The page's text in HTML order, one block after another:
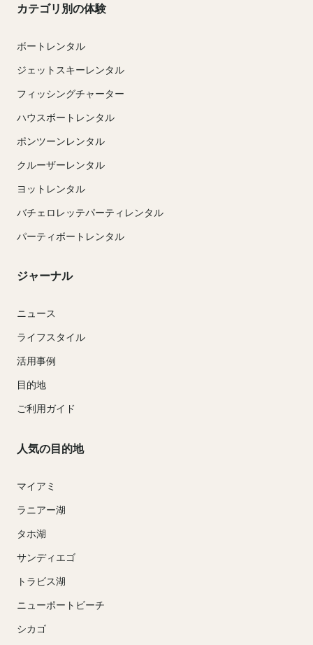
カテゴリ別の体験
ボートレンタル
ジェットスキーレンタル
フィッシングチャーター
ハウスボートレンタル
ポンツーンレンタル
クルーザーレンタル
ヨットレンタル
バチェロレッテパーティレンタル
パーティボートレンタル
ジャーナル
ニュース
ライフスタイル
活用事例
目的地
ご利用ガイド
人気の目的地
マイアミ
ラニアー湖
タホ湖
サンディエゴ
トラビス湖
ニューポートビーチ
シカゴ